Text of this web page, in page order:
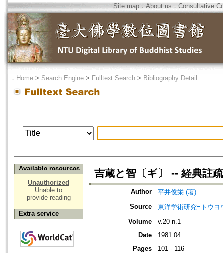
Site map．About us ． Consultative
． Home > Search Engine > Fulltext Search > Bibliography Detail
Available resources
Unauthorized
Unable to
provide reading
Extra service
吉蔵と智〔ギ〕 -- 経典註
Author
平井俊栄 (著)
Source
東洋学術研究=トウヨ
Volume
v.20 n.1
Date
1981.04
Pages
101 - 116